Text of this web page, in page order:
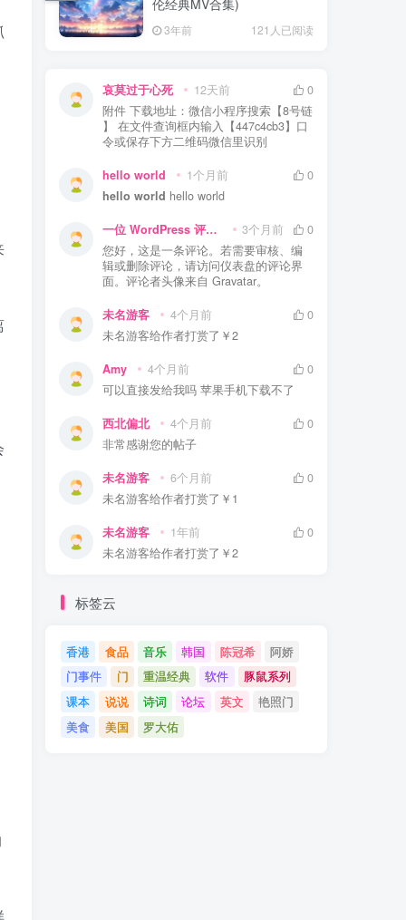
3年前 121人已阅读
哀莫过于心死 12天前
0
附件 下载地址：微信小程序搜索【8号链
】 在文件查询框内输入【447c4cb3】口
令或保存下方二维码微信里识别
hello world 1个月前
0
hello world hello world
一位 WordPress 评论者 3个月前
0
您好，这是一条评论。若需要审核、编
辑或删除评论，请访问仪表盘的评论界
面。评论者头像来自 Gravatar。
未名游客 4个月前
0
未名游客给作者打赏了 ￥2
Amy 4个月前
0
可以直接发给我吗 苹果手机下载不了
西北偏北 4个月前
0
非常感谢您的帖子
未名游客 6个月前
0
未名游客给作者打赏了 ￥1
未名游客 1年前
0
未名游客给作者打赏了 ￥2
标签云
香港 食品 音乐 韩国 陈冠希
阿娇
门事件
门 重温经典 软件
豚鼠系列
课本
说说 诗词 论坛 英文
艳照门
美食
美国 罗大佑